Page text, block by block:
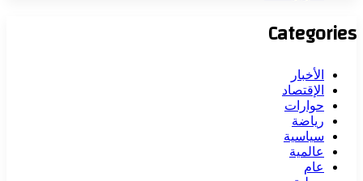
Categories
الأخبار
الإقتصاد
حوارات
رياضة
سياسية
عالمية
عام